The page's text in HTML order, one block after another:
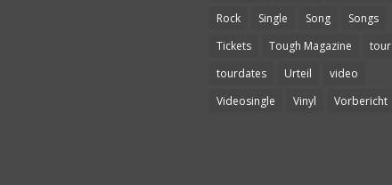
Rock
Single Song
Songs
Tickets
Tough Magazine
tour
tourdates
Urteil
video
Videosingle
Vinyl Vorbericht